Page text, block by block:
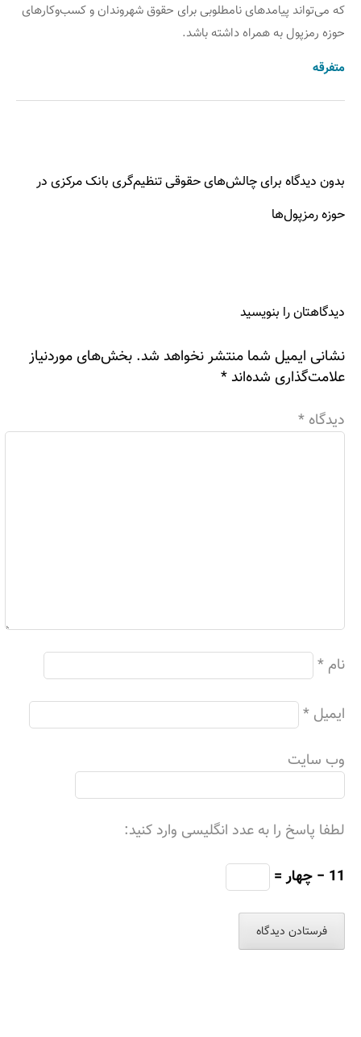
که می‌تواند پیامدهای نامطلوبی برای حقوق شهروندان و کسب‌وکارهای
حوزه رمزپول به همراه داشته باشد.
متفرقه
بدون دیدگاه برای چالش‌های حقوقی تنظیم‌گری بانک مرکزی در
حوزه رمزپول‌ها
دیدگاهتان را بنویسید
نشانی ایمیل شما منتشر نخواهد شد. بخش‌های موردنیاز
علامت‌گذاری شده‌اند*
دیدگاه *
نام *
ایمیل *
وب‌ سایت
لطفا پاسخ را به عدد انگلیسی وارد کنید:
11 − چهار =